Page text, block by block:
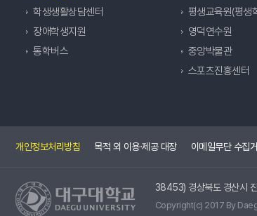
학생생활상담센터
장애학생지원
통학버스
평생교육원(평생
영덕연수원
중앙박물관
스포츠진흥센터
개인정보처리방침 목적 외 이용·제공 대장 이메일무단 수집
38453) 경상북도 경산시
Copyright(c) 2017 By